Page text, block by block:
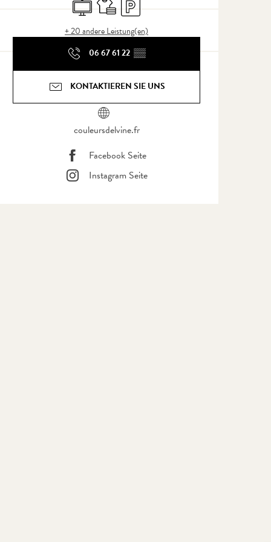
+ 20 andere Leistung(en)
06 67 61 22 ▒▒
KONTAKTIEREN SIE UNS
couleursdelvine.fr
Facebook Seite
Instagram Seite